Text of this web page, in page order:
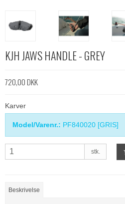
KJH JAWS HANDLE - GREY
720,00 DKK
Karver
Model/Varenr.: PF840020 [GRIS]
stk.
Beskrivelse